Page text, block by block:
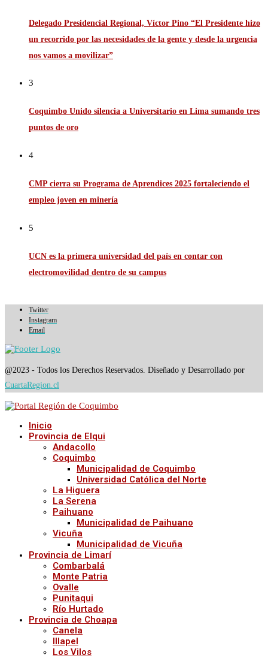
Delegado Presidencial Regional, Víctor Pino “El Presidente hizo
un recorrido por las necesidades de la gente y desde la urgencia
nos vamos a movilizar”
3
Coquimbo Unido silencia a Universitario en Lima sumando tres
puntos de oro
4
CMP cierra su Programa de Aprendices 2025 fortaleciendo el
empleo joven en minería
5
UCN es la primera universidad del país en contar con
electromovilidad dentro de su campus
Twitter
Instagram
Email
@2023 - Todos los Derechos Reservados. Diseñado y Desarrollado por
CuartaRegion.cl
Inicio
Provincia de Elqui
Andacollo
Coquimbo
Municipalidad de Coquimbo
Universidad Católica del Norte
La Higuera
La Serena
Paihuano
Municipalidad de Paihuano
Vicuña
Municipalidad de Vicuña
Provincia de Limarí
Combarbalá
Monte Patria
Ovalle
Punitaqui
Río Hurtado
Provincia de Choapa
Canela
Illapel
Los Vilos